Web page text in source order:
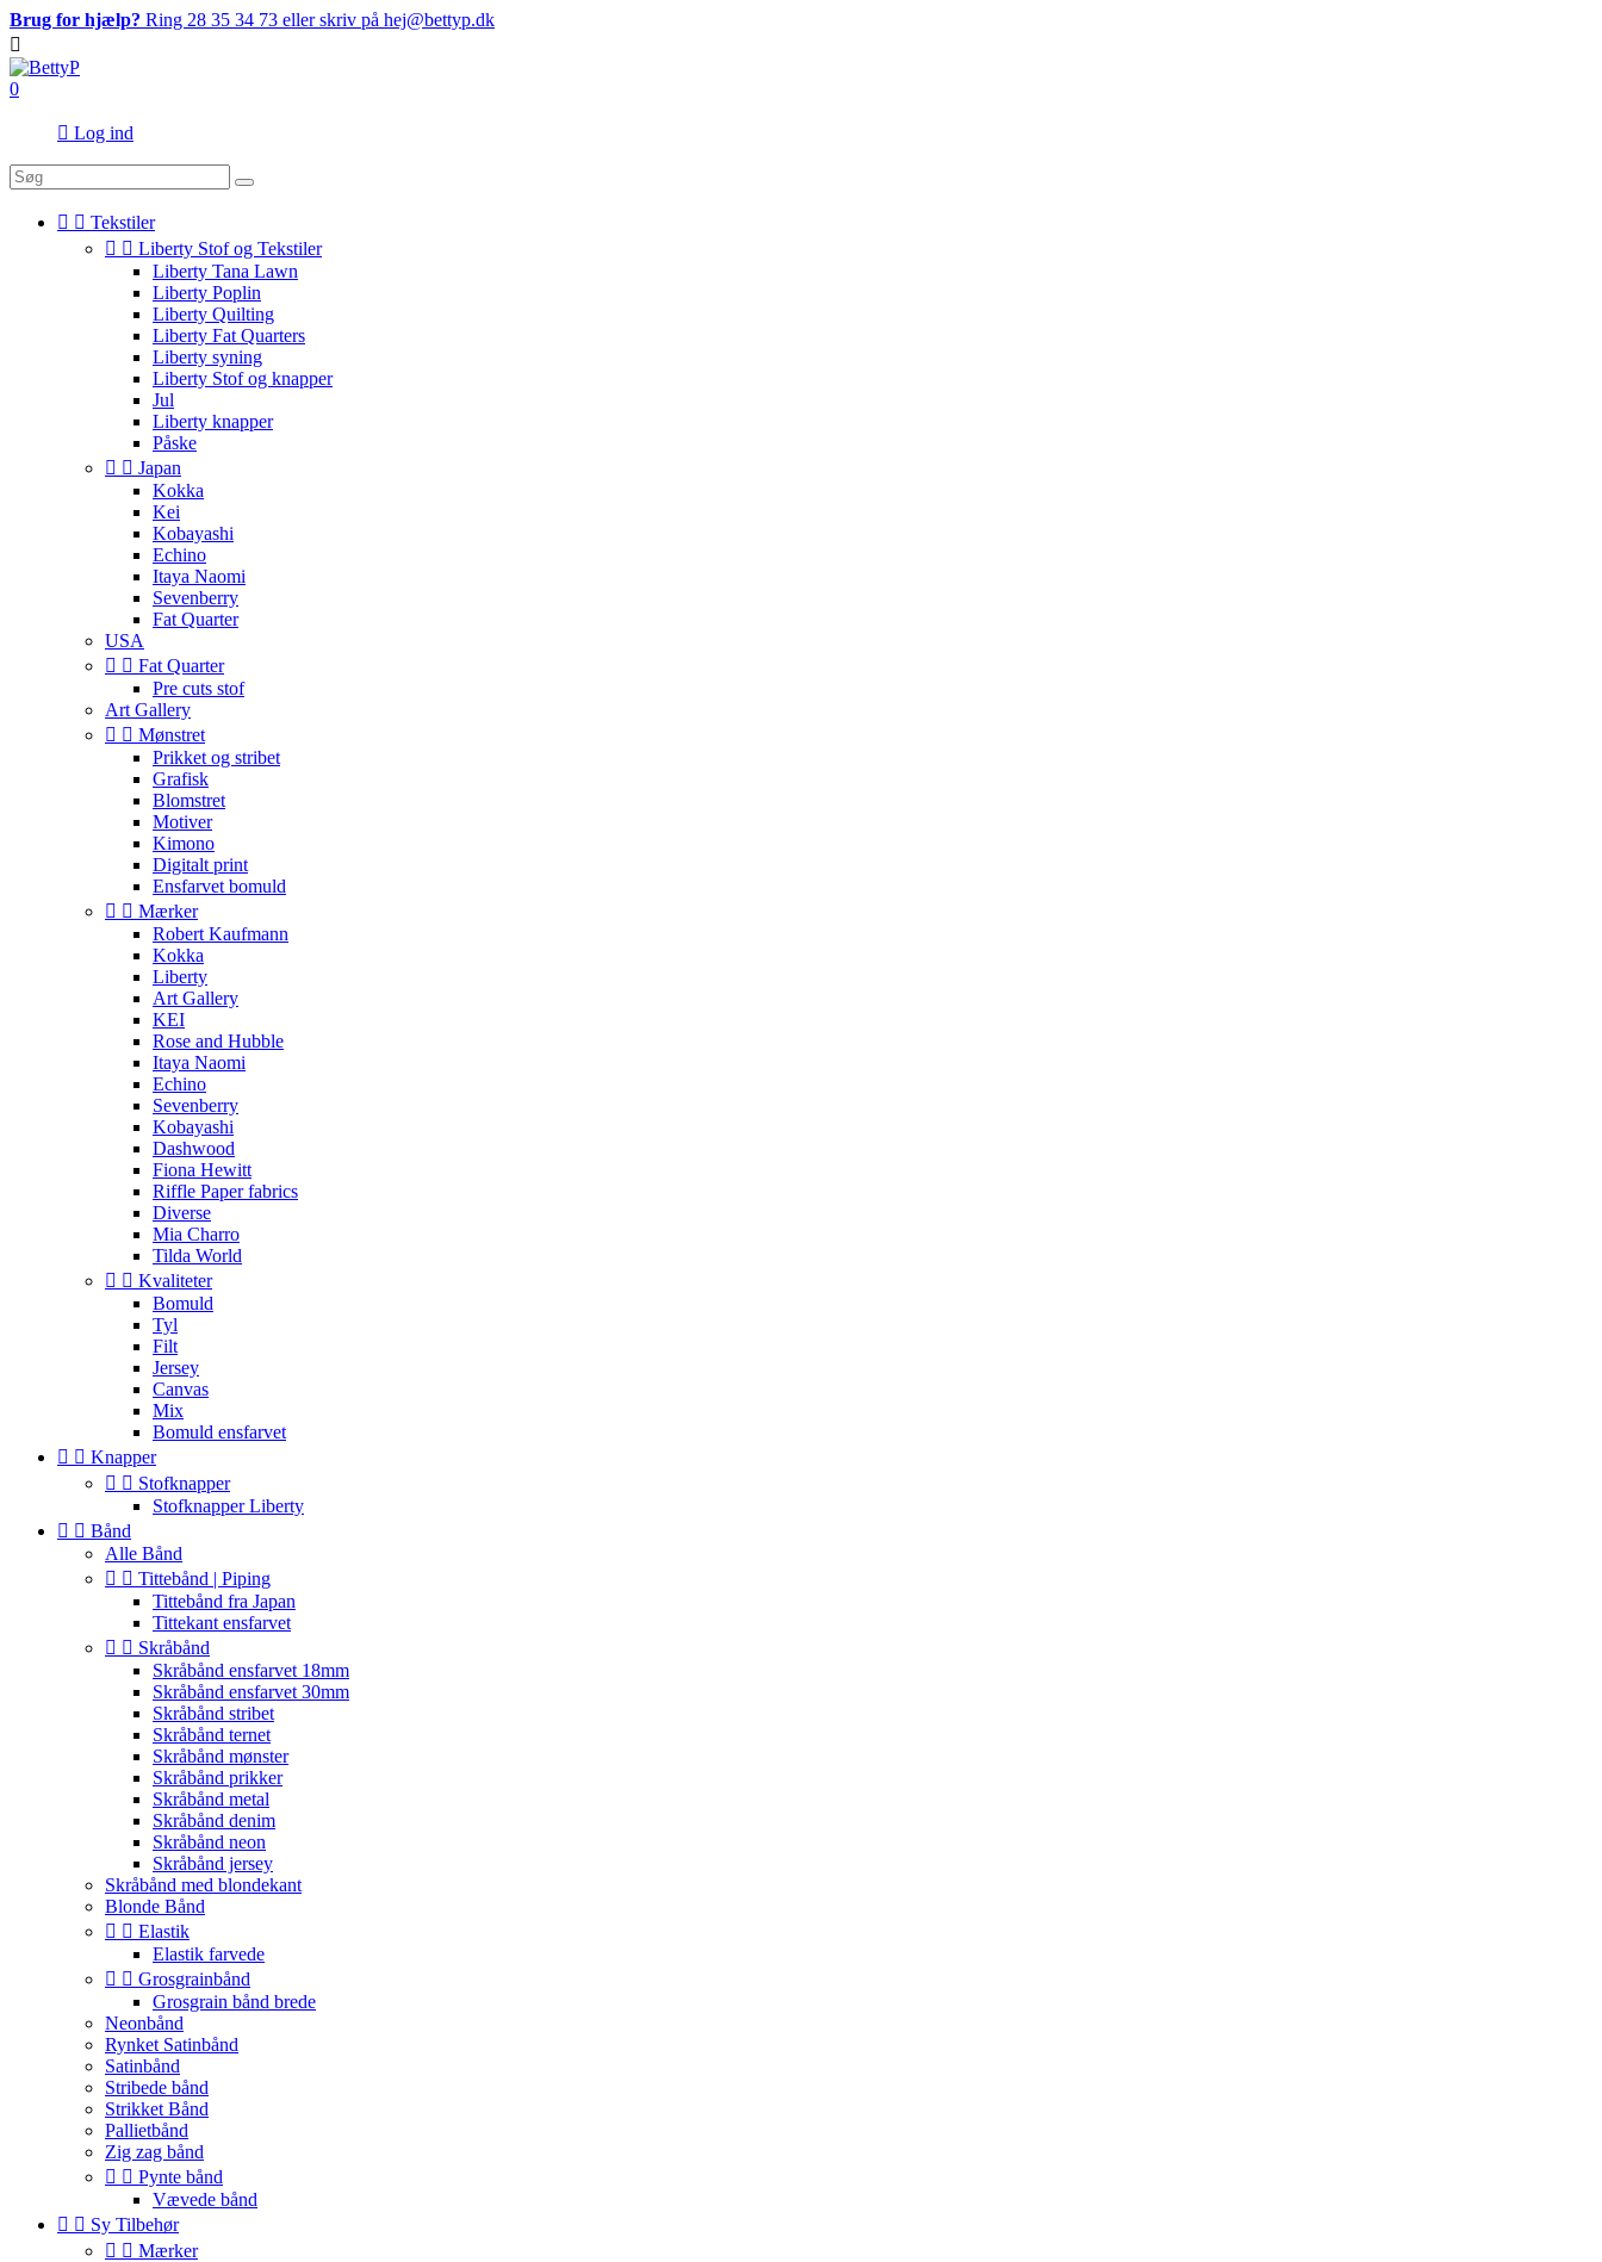
Brug for hjælp? Ring 28 35 34 73 eller skriv på hej@bettyp.dk

0
 Log ind
  Tekstiler
  Liberty Stof og Tekstiler
Liberty Tana Lawn
Liberty Poplin
Liberty Quilting
Liberty Fat Quarters
Liberty syning
Liberty Stof og knapper
Jul
Liberty knapper
Påske
  Japan
Kokka
Kei
Kobayashi
Echino
Itaya Naomi
Sevenberry
Fat Quarter
USA
  Fat Quarter
Pre cuts stof
Art Gallery
  Mønstret
Prikket og stribet
Grafisk
Blomstret
Motiver
Kimono
Digitalt print
Ensfarvet bomuld
  Mærker
Robert Kaufmann
Kokka
Liberty
Art Gallery
KEI
Rose and Hubble
Itaya Naomi
Echino
Sevenberry
Kobayashi
Dashwood
Fiona Hewitt
Riffle Paper fabrics
Diverse
Mia Charro
Tilda World
  Kvaliteter
Bomuld
Tyl
Filt
Jersey
Canvas
Mix
Bomuld ensfarvet
  Knapper
  Stofknapper
Stofknapper Liberty
  Bånd
Alle Bånd
  Tittebånd | Piping
Tittebånd fra Japan
Tittekant ensfarvet
  Skråbånd
Skråbånd ensfarvet 18mm
Skråbånd ensfarvet 30mm
Skråbånd stribet
Skråbånd ternet
Skråbånd mønster
Skråbånd prikker
Skråbånd metal
Skråbånd denim
Skråbånd neon
Skråbånd jersey
Skråbånd med blondekant
Blonde Bånd
  Elastik
Elastik farvede
  Grosgrainbånd
Grosgrain bånd brede
Neonbånd
Rynket Satinbånd
Satinbånd
Stribede bånd
Strikket Bånd
Pallietbånd
Zig zag bånd
  Pynte bånd
Vævede bånd
  Sy Tilbehør
  Mærker